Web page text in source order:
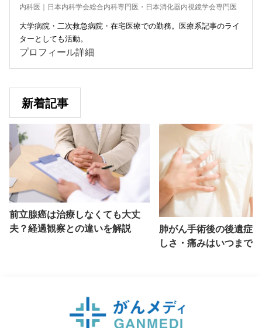
内科医｜日本内科学会総合内科専門医・日本消化器内視鏡学会専門医
大学病院・二次救急病院・在宅医療での勤務。医療系記事のライ
ターとしても活動。
プロフィール詳細
新着記事
前立腺癌は治療しなくても大丈
夫？経過観察との違いを解説
肺がん手術後の後遺症
しさ・痛みはいつまで